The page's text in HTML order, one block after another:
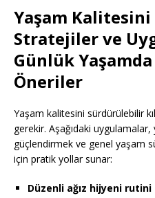
Yaşam Kalitesini
Stratejiler ve
Günlük
Öneriler
Yaşam kalitesini sürdürülebilir
gerekir. Aşağıdaki uygulamalar,
güçlendirmek ve genel yaşam
için pratik yollar sunar:
Düzenli ağız hijyeni rutini